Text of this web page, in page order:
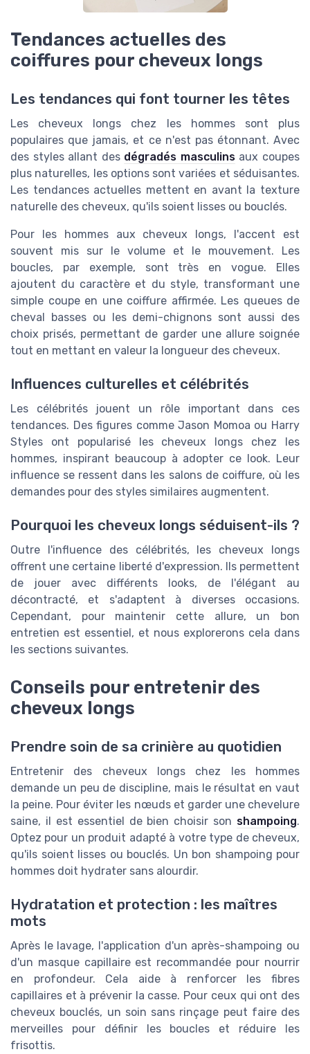
Tendances actuelles des
coiffures pour cheveux longs
Les tendances qui font tourner les têtes
Les cheveux longs chez les hommes sont plus
populaires que jamais, et ce n'est pas étonnant. Avec
des styles allant des dégradés masculinsaux coupes
plus naturelles, les options sont variées et séduisantes.
Les tendances actuelles mettent en avant la texture
naturelle des cheveux, qu'ils soient lisses ou bouclés.
Pour les hommes aux cheveux longs, l'accent est
souvent mis sur le volume et le mouvement. Les
boucles, par exemple, sont très en vogue. Elles
ajoutent du caractère et du style, transformant une
simple coupe en une coiffure affirmée. Les queues de
cheval basses ou les demi-chignons sont aussi des
choix prisés, permettant de garder une allure soignée
tout en mettant en valeur la longueur des cheveux.
Influences culturelles et célébrités
Les célébrités jouent un rôle important dans ces
tendances. Des figures comme Jason Momoa ou Harry
Styles ont popularisé les cheveux longs chez les
hommes, inspirant beaucoup à adopter ce look. Leur
influence se ressent dans les salons de coiffure, où les
demandes pour des styles similaires augmentent.
Pourquoi les cheveux longs séduisent-ils ?
Outre l'influence des célébrités, les cheveux longs
offrent une certaine liberté d'expression. Ils permettent
de jouer avec différents looks, de l'élégant au
décontracté, et s'adaptent à diverses occasions.
Cependant, pour maintenir cette allure, un bon
entretien est essentiel, et nous explorerons cela dans
les sections suivantes.
Conseils pour entretenir des
cheveux longs
Prendre soin de sa crinière au quotidien
Entretenir des cheveux longs chez les hommes
demande un peu de discipline, mais le résultat en vaut
la peine. Pour éviter les nœuds et garder une chevelure
saine, il est essentiel de bien choisir son shampoing.
Optez pour un produit adapté à votre type de cheveux,
qu'ils soient lisses ou bouclés. Un bon shampoing pour
hommes doit hydrater sans alourdir.
Hydratation et protection : les maîtres
mots
Après le lavage, l'application d'un après-shampoing ou
d'un masque capillaire est recommandée pour nourrir
en profondeur. Cela aide à renforcer les fibres
capillaires et à prévenir la casse. Pour ceux qui ont des
cheveux bouclés, un soin sans rinçage peut faire des
merveilles pour définir les boucles et réduire les
frisottis.